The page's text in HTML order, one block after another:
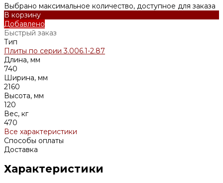
Выбрано максимальное количество, доступное для заказа
В корзину
Добавлено
Быстрый заказ
Тип
Плиты по серии 3.006.1-2.87
Длина, мм
740
Ширина, мм
2160
Высота, мм
120
Вес, кг
470
Все характеристики
Способы оплаты
Доставка
Характеристики